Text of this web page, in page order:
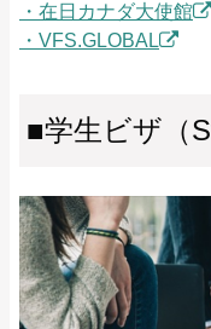
・在日カナダ大使館
・VFS.GLOBAL
■学生ビザ（